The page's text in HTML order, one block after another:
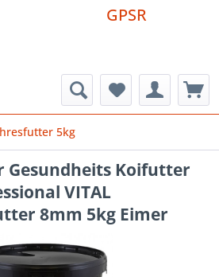
GPSR
5kg
Gesundheits Koifutter
VITAL
8mm 5kg Eimer